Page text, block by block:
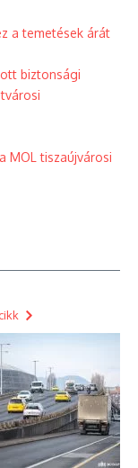
a temetések árát
biztonsági
MOL tiszaújvárosi